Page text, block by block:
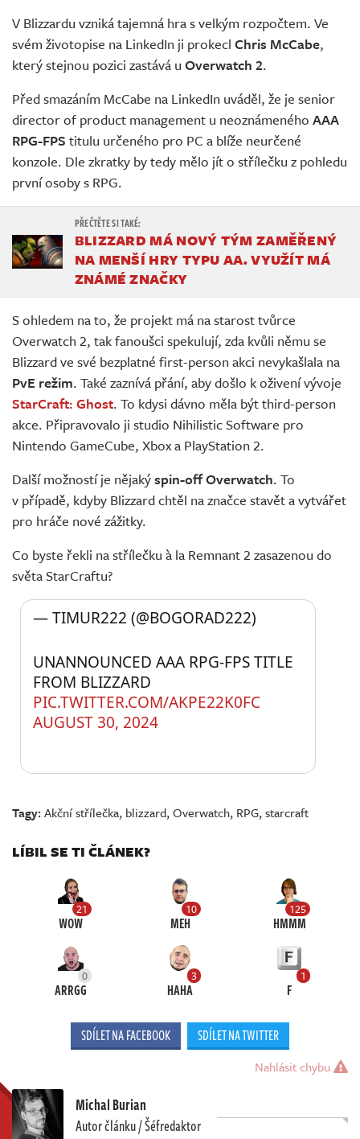
Živě
V Blizzardu vzniká tajemná hra s velkým rozpočtem. Ve
svém životopise na LinkedIn ji prokecl Chris McCabe,
který stejnou pozici zastává u Overwatch 2.
Před smazáním McCabe na LinkedIn uváděl, že je senior
director of product management u neoznámeného AAA
RPG-FPS titulu určeného pro PC a blíže neurčené
konzole. Dle zkratky by tedy mělo jít o střílečku z pohledu
první osoby s RPG.
BLIZZARD MÁ NOVÝ TÝM ZAMĚŘENÝ
NA MENŠÍ HRY TYPU AA. VYUŽÍT MÁ
ZNÁMÉ ZNAČKY
S ohledem na to, že projekt má na starost tvůrce
Overwatch 2, tak fanoušci spekulují, zda kvůli němu se
Blizzard ve své bezplatné first-person akci nevykašlala na
PvE režim. Také zaznívá přání, aby došlo k oživení vývoje
StarCraft: Ghost. To kdysi dávno měla být third-person
akce. Připravovalo ji studio Nihilistic Software pro
Nintendo GameCube, Xbox a PlayStation 2.
Další možností je nějakýspin-off Overwatch. To
v případě, kdyby Blizzard chtěl na značce stavět a vytvářet
pro hráče nové zážitky.
Co byste řekli na střílečku à la Remnant 2 zasazenou do
světa StarCraftu?
UNANNOUNCED AAA RPG-FPS TITLE
PIC.TWITTER.COM/AKPE22K0FC
— TIMUR222 (@BOGORAD222)
AUGUST 30, 2024
Tagy:Akční střílečka, blizzard,Overwatch, RPG,starcraft
LÍBIL SE TI ČLÁNEK?
21
WOW
10
MEH
125
HMMM
0
ARRGG
3
HAHA
1
F
SDÍLET NA FACEBOOK SDÍLET NA TWITTER
Nahlásit chybu
Michal Burian
Autor článku / Šéfredaktor